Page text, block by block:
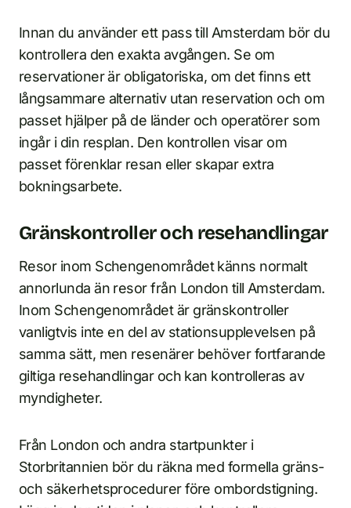
Innan du använder ett pass till Amsterdam bör du
kontrollera den exakta avgången. Se om
reservationer är obligatoriska, om det finns ett
långsammare alternativ utan reservation och om
passet hjälper på de länder och operatörer som
ingår i din resplan. Den kontrollen visar om
passet förenklar resan eller skapar extra
bokningsarbete.
Gränskontroller och resehandlingar
Resor inom Schengenområdet känns normalt
annorlunda än resor från London till Amsterdam.
Inom Schengenområdet är gränskontroller
vanligtvis inte en del av stationsupplevelsen på
samma sätt, men resenärer behöver fortfarande
giltiga resehandlingar och kan kontrolleras av
myndigheter.
Från London och andra startpunkter i
Storbritannien bör du räkna med formella gräns-
och säkerhetsprocedurer före ombordstigning.